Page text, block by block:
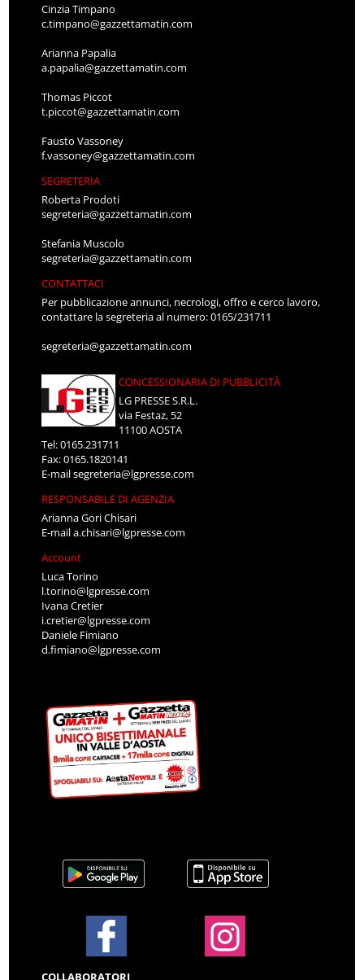
Cinzia Timpano
c.timpano@gazzettamatin.com
Arianna Papalia
a.papalia@gazzettamatin.com
Thomas Piccot
t.piccot@gazzettamatin.com
Fausto Vassoney
f.vassoney@gazzettamatin.com
SEGRETERIA
Roberta Prodoti
segreteria@gazzettamatin.com
Stefania Muscolo
segreteria@gazzettamatin.com
CONTATTACI
Per pubblicazione annunci, necrologi, offro e cerco lavoro,
contattare la segreteria al numero: 0165/231711
segreteria@gazzettamatin.com
CONCESSIONARIA DI PUBBLICITÀ
LG PRESSE S.R.L.
via Festaz, 52
11100 AOSTA
Tel: 0165.231711
Fax: 0165.1820141
E-mailsegreteria@lgpresse.com
RESPONSABILE DI AGENZIA
Arianna Gori Chisari
E-maila.chisari@lgpresse.com
Account
Luca Torino
l.torino@lgpresse.com
Ivana Cretier
i.cretier@lgpresse.com
Daniele Fimiano
d.fimiano@lgpresse.com
COLLABORATORI